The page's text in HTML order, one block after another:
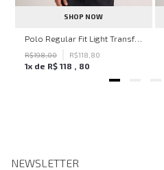
SHOP NOW
Polo Regular Fit Light Transfer Bege Médio John John Masculina
R$198,00 R$118,80
1x de R$ 118 , 80
NEWSLETTER